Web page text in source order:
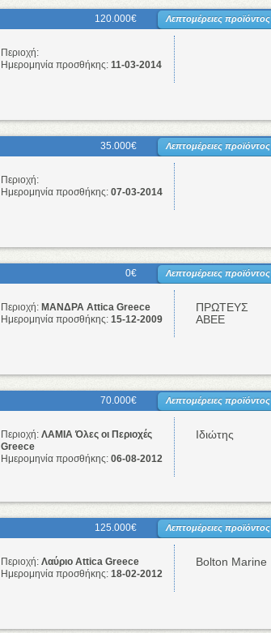
120.000€ Λεπτομέρειες προϊόντος
Περιοχή:
Ημερομηνία προσθήκης: 11-03-2014
35.000€ Λεπτομέρειες προϊόντος
Περιοχή:
Ημερομηνία προσθήκης: 07-03-2014
0€ Λεπτομέρειες προϊόντος
Περιοχή: ΜΑΝΔΡΑ Attica Greece
Ημερομηνία προσθήκης: 15-12-2009
ΠΡΩΤΕΥΣ
ΑΒΕΕ
70.000€ Λεπτομέρειες προϊόντος
Περιοχή: ΛΑΜΙΑ Όλες οι Περιοχές
Greece
Ημερομηνία προσθήκης: 06-08-2012
Ιδιώτης
125.000€ Λεπτομέρειες προϊόντος
Περιοχή: Λαύριο Attica Greece
Ημερομηνία προσθήκης: 18-02-2012
Bolton Marine